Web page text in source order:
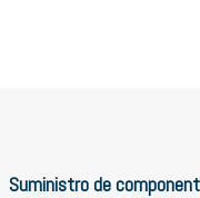
Suministro de